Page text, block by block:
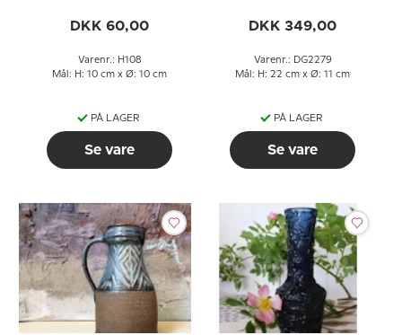
DKK 60,00
Varenr.: H108
Mål: H: 10 cm x Ø: 10 cm
PÅ LAGER
Se vare
DKK 349,00
Varenr.: DG2279
Mål: H: 22 cm x Ø: 11 cm
PÅ LAGER
Se vare